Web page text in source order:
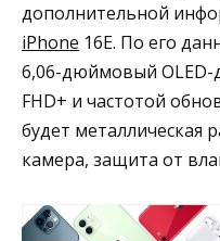
дополнительной
iPhone 16E. По его
6,06-дюймовый OLED-
FHD+ и частотой
будет металлическая
камера, защита от